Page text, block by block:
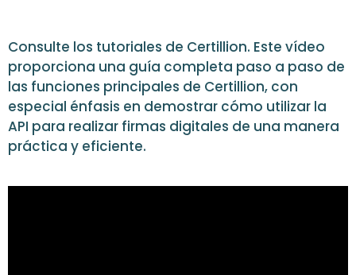
Consulte los tutoriales de Certillion. Este vídeo
proporciona una guía completa paso a paso de
las funciones principales de Certillion, con
especial énfasis en demostrar cómo utilizar la
API para realizar firmas digitales de una manera
práctica y eficiente.